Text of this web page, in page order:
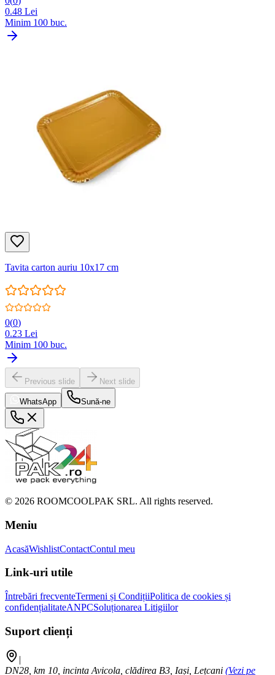
0.48 Lei
Minim 100 buc.
Tavita carton auriu 10x17 cm
0(0)
0.23 Lei
Minim 100 buc.
Previous slide Next slide
WhatsApp Sună-ne
© 2026 ROOMCOOLPAK SRL. All rights reserved.
Meniu
AcasăWishlistContactContul meu
Link-uri utile
Întrebări frecventeTermeni și CondițiiPolitica de cookies și
confidențialitateANPCSoluționarea Litigiilor
Suport clienți
|
DN28, km 10, incinta Avicola, clădirea B3, Iași, Lețcani (Vezi pe